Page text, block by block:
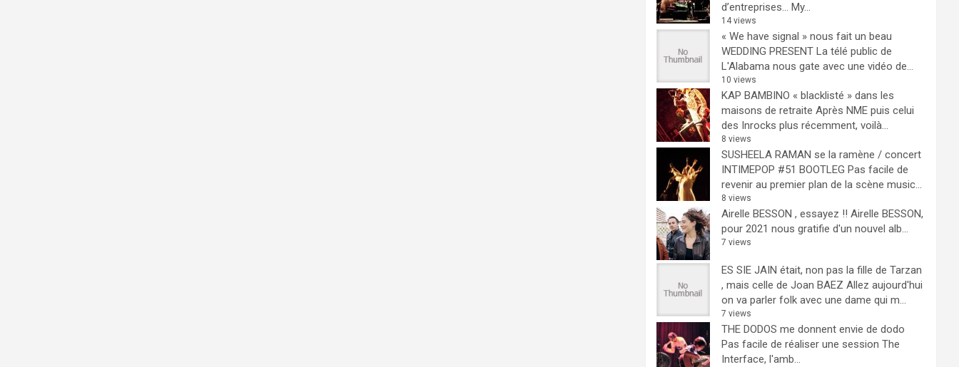
d’entreprises… My...
14 views
« We have signal » nous fait un beau
WEDDING PRESENT La télé public de
L'Alabama nous gate avec une vidéo de...
10 views
KAP BAMBINO « blacklisté » dans les
maisons de retraite Après NME puis celui
des Inrocks plus récemment, voilà...
8 views
SUSHEELA RAMAN se la ramène / concert
INTIMEPOP #51 BOOTLEG Pas facile de
revenir au premier plan de la scène music...
8 views
Airelle BESSON , essayez !! Airelle BESSON,
pour 2021 nous gratifie d'un nouvel alb...
7 views
ES SIE JAIN était, non pas la fille de Tarzan
, mais celle de Joan BAEZ Allez aujourd'hui
on va parler folk avec une dame qui m...
7 views
THE DODOS me donnent envie de dodo
Pas facile de réaliser une session The
Interface, l'amb...